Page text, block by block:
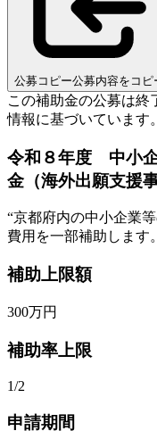
公募コピー公募内容をコピ
この補助金の公募は終
情報に基づいています。
令和８年度 中小
金（海外出願支援事
“京都府内の中小企業
費用を一部補助します。
補助上限額
300万円
補助率上限
1/2
申請期間